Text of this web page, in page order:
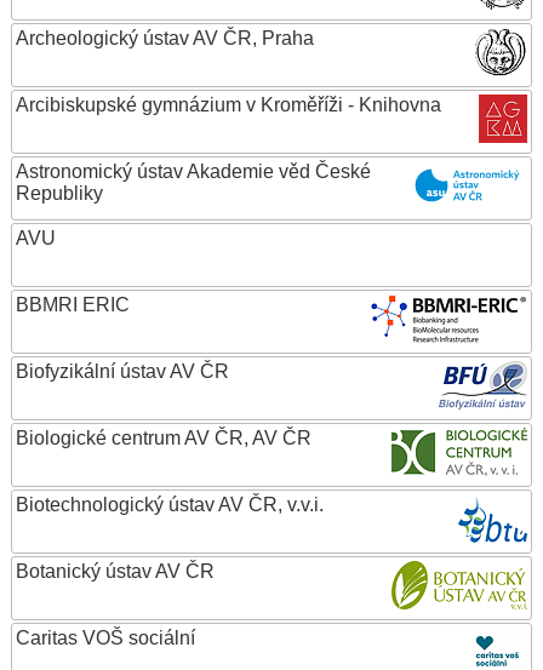
Archeologický ústav AV ČR, Praha
Arcibiskupské gymnázium v Kroměříži - Knihovna
Astronomický ústav Akademie věd České
Republiky
AVU
BBMRI ERIC
Biofyzikální ústav AV ČR
Biologické centrum AV ČR, AV ČR
Biotechnologický ústav AV ČR, v.v.i.
Botanický ústav AV ČR
Caritas VOŠ sociální